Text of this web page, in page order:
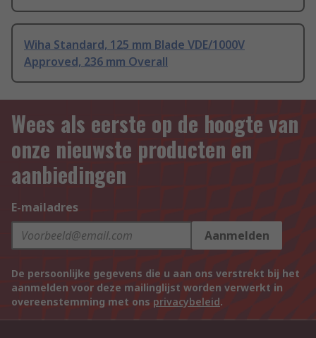
Wiha Standard, 125 mm Blade VDE/1000V
Approved, 236 mm Overall
Wees als eerste op de hoogte van
onze nieuwste producten en
aanbiedingen
E-mailadres
Aanmelden
De persoonlijke gegevens die u aan ons verstrekt bij het
aanmelden voor deze mailinglijst worden verwerkt in
overeenstemming met ons privacybeleid.